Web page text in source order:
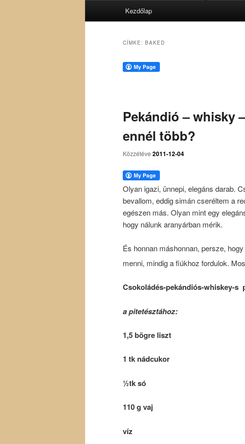
Kezdőlap
CÍMKE: BAKED
Pekándió – whisky
ennél több?
Közzétéve 2011-12-04
Olyan igazi, ünnepi, elegáns darab.
bevallom, eddig simán cseréltem a
egészen más. Olyan mint egy
hogy nálunk aranyárban mérik.
És honnan máshonnan, persze,
menni, mindig a fiúkhoz fordulok.
Csokoládés-pekándiós-whiskey-s
a pitetésztához:
1,5 bögre liszt
1 tk nádcukor
½tk só
110 g vaj
víz